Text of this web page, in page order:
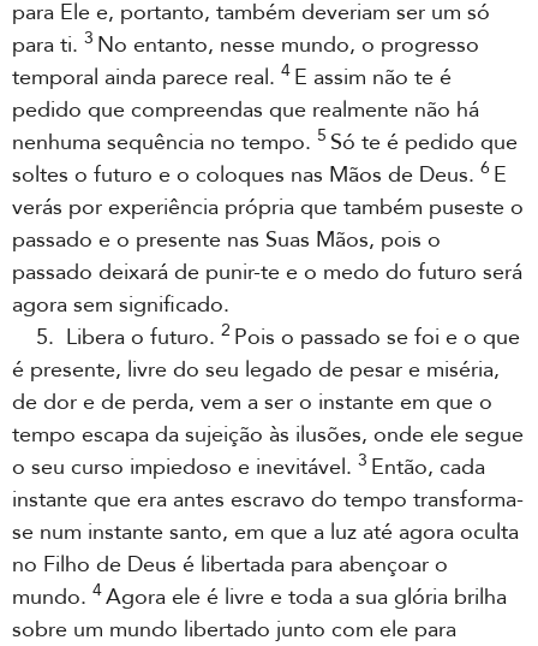
para Ele e, portanto, também deveriam ser um só
para ti. 3 No entanto, nesse mundo, o progresso
temporal ainda parece real. 4 E assim não te é
pedido que compreendas que realmente não há
nenhuma sequência no tempo. 5 Só te é pedido que
soltes o futuro e o coloques nas Mãos de Deus. 6 E
verás por experiência própria que também puseste o
passado e o presente nas Suas Mãos, pois o
passado deixará de punir-te e o medo do futuro será
agora sem significado.
5. Libera o futuro. 2 Pois o passado se foi e o que
é presente, livre do seu legado de pesar e miséria,
de dor e de perda, vem a ser o instante em que o
tempo escapa da sujeição às ilusões, onde ele segue
o seu curso impiedoso e inevitável. 3 Então, cada
instante que era antes escravo do tempo transforma-
se num instante santo, em que a luz até agora oculta
no Filho de Deus é libertada para abençoar o
mundo. 4Agora ele é livre e toda a sua glória brilha
sobre um mundo libertado junto com ele para